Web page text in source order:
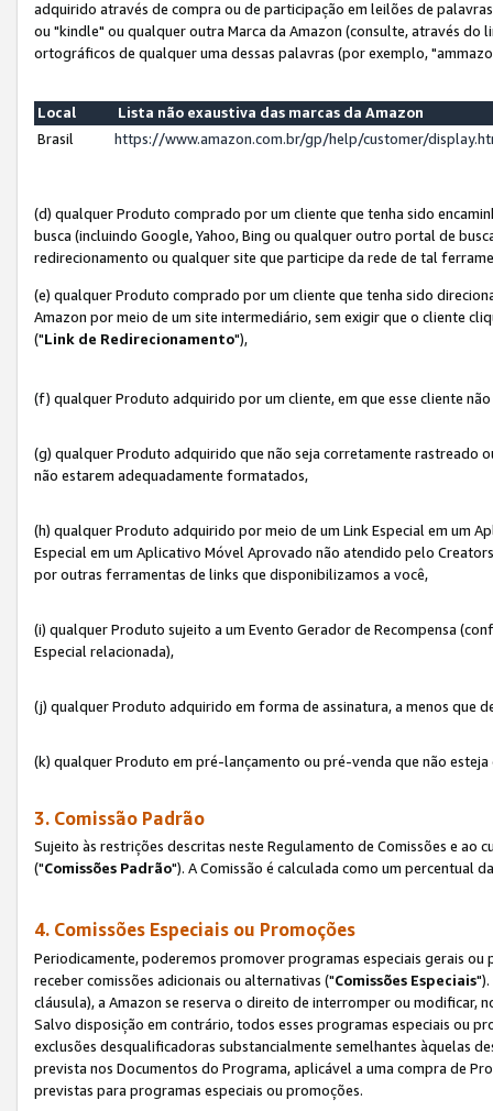
adquirido através de compra ou de participação em leilões de
ou "kindle" ou qualquer outra Marca da Amazon (consulte, através do
ortográficos de qualquer uma dessas palavras (por exemplo,
Local
Lista não exaustiva das marcas da Amazon
Brasil
https://www.amazon.com.br/gp/help/customer/
(d) qualquer Produto comprado por um cliente que tenha sido
busca (incluindo Google, Yahoo, Bing ou qualquer outro portal de
redirecionamento ou qualquer site que participe da rede de tal
(e) qualquer Produto comprado por um cliente que tenha sido
Amazon por meio de um site intermediário, sem exigir que o cliente
("Link de Redirecionamento"),
(f) qualquer Produto adquirido por um cliente, em que esse cliente
(g) qualquer Produto adquirido que não seja corretamente rastreado
não estarem adequadamente formatados,
(h) qualquer Produto adquirido por meio de um Link Especial em um
Especial em um Aplicativo Móvel Aprovado não atendido pelo
por outras ferramentas de links que disponibilizamos a você,
(i) qualquer Produto sujeito a um Evento Gerador de Recompensa
Especial relacionada),
(j) qualquer Produto adquirido em forma de assinatura, a menos que
(k) qualquer Produto em pré-lançamento ou pré-venda que não
3. Comissão Padrão
Sujeito às restrições descritas neste Regulamento de Comissões e ao
("Comissões Padrão"). A Comissão é calculada como um percentual
4. Comissões Especiais ou Promoções
Periodicamente, poderemos promover programas especiais gerais
receber comissões adicionais ou alternativas ("Comissões Especiais
cláusula), a Amazon se reserva o direito de interromper ou
Salvo disposição em contrário, todos esses programas especiais ou
exclusões desqualificadoras substancialmente semelhantes àquelas
prevista nos Documentos do Programa, aplicável a uma compra de
previstas para programas especiais ou promoções.